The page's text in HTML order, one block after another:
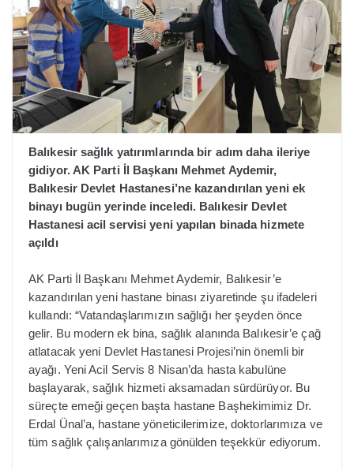
Balıkesir sağlık yatırımlarında bir adım daha ileriye
gidiyor. AK Parti İl Başkanı Mehmet Aydemir,
Balıkesir Devlet Hastanesi’ne kazandırılan yeni ek
binayı bugün yerinde inceledi. Balıkesir Devlet
Hastanesi acil servisi yeni yapılan binada hizmete
açıldı
AK Parti İl Başkanı Mehmet Aydemir, Balıkesir’e
kazandırılan yeni hastane binası ziyaretinde şu ifadeleri
kullandı: “Vatandaşlarımızın sağlığı her şeyden önce
gelir. Bu modern ek bina, sağlık alanında Balıkesir’e çağ
atlatacak yeni Devlet Hastanesi Projesi’nin önemli bir
ayağı. Yeni Acil Servis 8 Nisan’da hasta kabulüne
başlayarak, sağlık hizmeti aksamadan sürdürüyor. Bu
süreçte emeği geçen başta hastane Başhekimimiz Dr.
Erdal Ünal’a, hastane yöneticilerimize, doktorlarımıza ve
tüm sağlık çalışanlarımıza gönülden teşekkür ediyorum.